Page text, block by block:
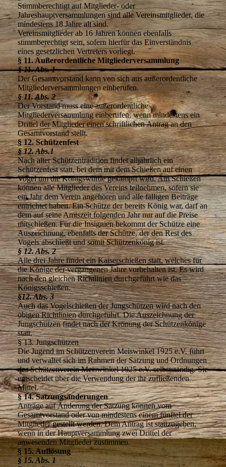
Stimmberechtigt auf Mitglieder- oder
Jahreshauptversammlungen sind alle Vereinsmitglieder, die
mindestens 18 Jahre alt sind.
Vereinsmitglieder ab 16 Jahren können ebenfalls
stimmberechtigt sein, sofern hierfür das Einverständnis
eines gesetzlichen Vertreters vorliegt.
§ 11. Außerordentliche Mitgliederversammlung
§ 11. Abs. 1
Der Gesamtvorstand kann von sich aus außerordentliche
Mitgliederversammlungen einberufen.
§ 11. Abs. 2
Der Vorstand muss eine außerordentliche
Mitgliederversammlung einberufen, wenn mindestens ein
Drittel der Mitglieder einen schriftlichen Antrag an den
Gesamtvorstand stellt.
§ 12. Schützenfest
§ 12. Abs.1
Nach alter Schützentradition findet alljährlich ein
Schützenfest statt, bei dem mit dem Schießen auf einen
Vogel um die Königswürde gekämpft wird. Am Schießen
können alle Mitglieder des Vereins teilnehmen, sofern sie
ein Jahr dem Verein angehören und alle fälligen Beiträge
entrichtet haben. Ein Schütze der bereits König war, darf an
dem auf seine Amtszeit folgenden Jahr nur auf die Preise
mitschießen. Für die Insignien bekommt der Schütze eine
Auszeichnung, ebenfalls der Schütze, der den Rest des
Vogels abschießt und somit Schützenkönig ist.
§ 12. Abs. 2
Alle drei Jahre findet ein Kaiserschießen statt, welches für
die Könige der vergangenen Jahre vorbehalten ist. Es wird
nach den gleichen Richtlinien durchgeführt wie das
Königsschießen.
§12. Abs. 3
Auch das Vogelschießen der Jungschützen wird nach den
obigen Richtlinien durchgeführt. Die Auszeichnung der
Jungschützen findet nach der Krönung der Schützenkönige
statt.
§ 13. Jungschützen
Die Jugend im Schützenverein Meiswinkel 1925 e.V. führt
und verwaltet sich im Rahmen der Satzung und Ordnungen
des Schützenverein Meiswinkel 1925 e.V. selbstständig. Sie
entscheidet über die Verwendung der ihr zufließenden
Mittel.
§ 14. Satzungsänderungen
Anträge auf Änderung der Satzung können vom
Gesamtvorstand oder von mindestens einem fünftel der
Mitglieder gestellt werden. Dem Antrag ist stattzugeben,
wenn in der Hauptversammlung zwei Drittel der
anwesenden Mitglieder zustimmen.
§ 15. Auflösung
§ 15. Abs. 1